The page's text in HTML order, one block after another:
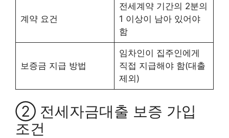
계약 요건
전세계약 기간의 2분의
1 이상이 남아 있어야
함
보증금 지급 방법
임차인이 집주인에게
직접 지급해야 함(대출
제외)
② 전세자금대출 보증 가입
조건